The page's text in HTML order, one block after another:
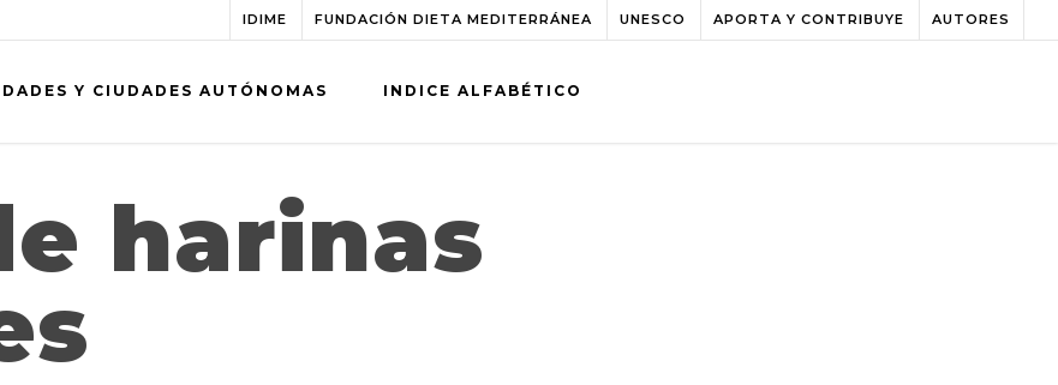
IDIME FUNDACIÓN DIETA MEDITERRÁNEA UNESCO APORTA Y CONTRIBUYE AUTORES
Y CIUDADES AUTÓNOMAS INDICE ALFABÉTICO
harinas